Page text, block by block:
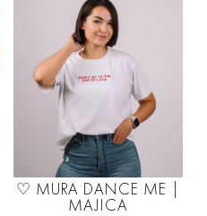
♡ MURA DANCE ME |
MAJICA